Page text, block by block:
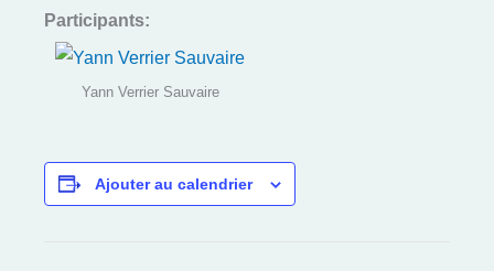
Participants:
Yann Verrier Sauvaire
Ajouter au calendrier